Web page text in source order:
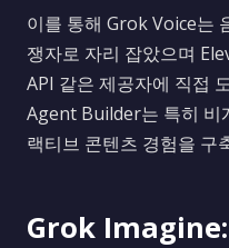
이를 통해 Grok Voice는
쟁자로 자리 잡았으며
API 같은 제공자에 직접
Agent Builder는 특히 비
랙티브 콘텐츠 경험을 구
Grok Imagine: